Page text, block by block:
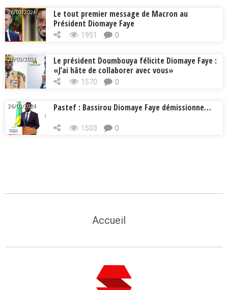
26/03/2024
Le tout premier message de Macron au
Président Diomaye Faye
1951 0
26/03/2024
Le président Doumbouya félicite Diomaye Faye :
«J’ai hâte de collaborer avec vous»
1570 0
26/03/2024 Pastef : Bassirou Diomaye Faye démissionne…
1503 0
Accueil